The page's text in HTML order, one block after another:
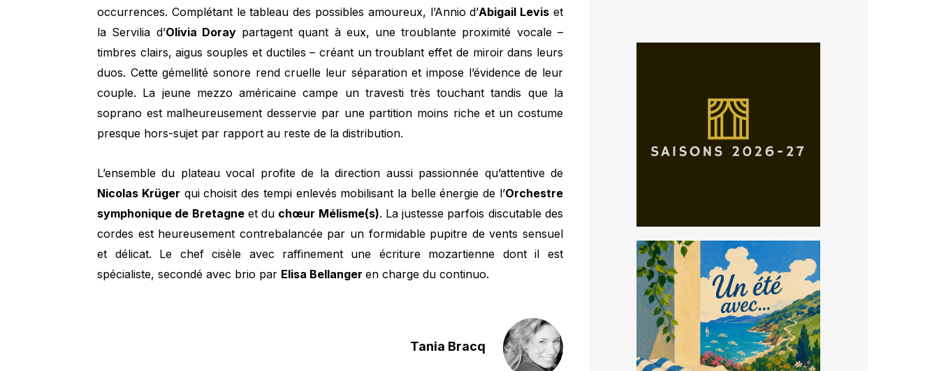
occurrences. Complétant le tableau des possibles amoureux, l’Annio d’Abigail Levis et
la Servilia d’Olivia Doraypartagent quant à eux, une troublante proximité vocale –
timbres clairs, aigus souples et ductiles – créant un troublant effet de miroir dans leurs
duos. Cette gémellité sonore rend cruelle leur séparation et impose l’évidence de leur
couple. La jeune mezzo américaine campe un travesti très touchant tandis que la
soprano est malheureusement desservie par une partition moins riche et un costume
presque hors-sujet par rapport au reste de la distribution.
L’ensemble du plateau vocal profite de la direction aussi passionnée qu’attentive de
Nicolas Krüger qui choisit des tempi enlevés mobilisant la belle énergie de l’Orchestre
symphonique de Bretagneet du chœur Mélisme(s). La justesse parfois discutable des
cordes est heureusement contrebalancée par un formidable pupitre de vents sensuel
et délicat. Le chef cisèle avec raffinement une écriture mozartienne dont il est
spécialiste, secondé avec brio par Elisa Bellangeren charge du continuo.
Tania Bracq